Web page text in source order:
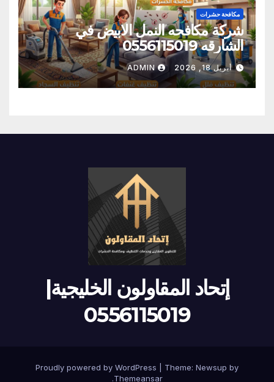
مكافحة حشرات
شركة مكافحه النمل الابيض في
الشارقه 0556115019
أبريل 18, 2026 ADMIN
إتحاد المقاولون الخليجية|
0556115019
Proudly powered by WordPress Theme: Newsup by
Themeansar
.